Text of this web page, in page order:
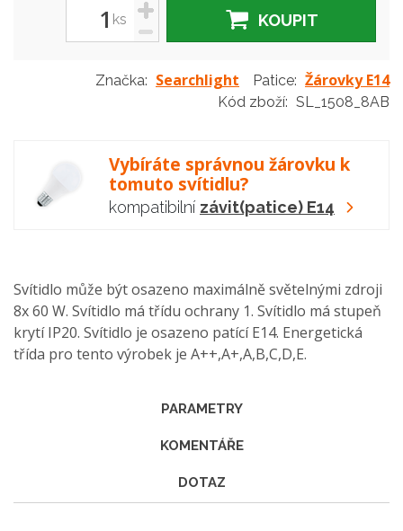
ks
+
-
KOUPIT
Značka: Searchlight Patice: Žárovky E14
Kód zboží: SL_1508_8AB
Vybíráte správnou žárovku k
tomuto svítidlu?
kompatibilní závit(patice) E14
Svítidlo může být osazeno maximálně světelnými zdroji
8x 60 W. Svítidlo má třídu ochrany 1. Svítidlo má stupeň
krytí IP20. Svítidlo je osazeno patící E14. Energetická
třída pro tento výrobek je A++,A+,A,B,C,D,E.
PARAMETRY
KOMENTÁŘE
DOTAZ